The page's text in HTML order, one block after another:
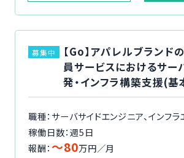
募集中
【Go】アパレルブランド
員サービスにおけるサー
発・インフラ構築支援(基
職種：サーバサイドエンジニア、インフ
稼働日数：週5日
報酬： 〜80万円／月